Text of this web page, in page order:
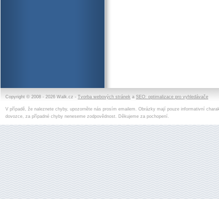
Copyright © 2008 - 2026 Walk.cz - Tvorba webových stránek a SEO: optimalizace pro vyhledávače
V případě, že naleznete chyby, upozorněte nás prosím emailem. Obrázky mají pouze informativní
dovozce, za případné chyby neneseme zodpovědnost. Děkujeme za pochopení.